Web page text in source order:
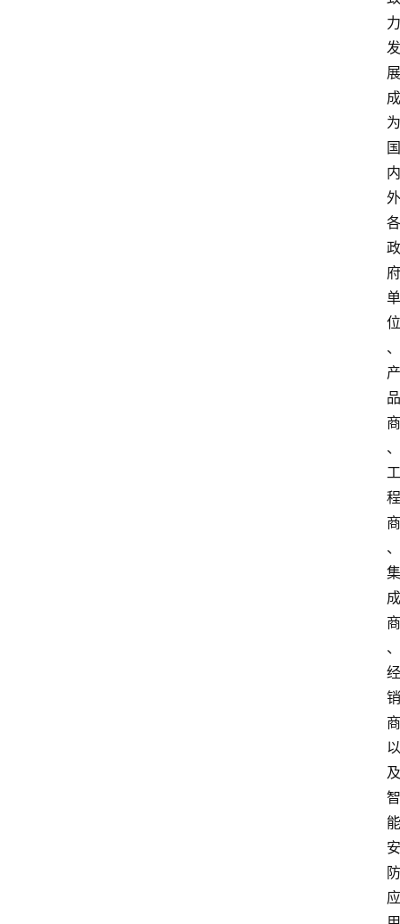
力
发
展
成
为
国
内
外
各
政
府
单
位
、
产
品
商
、
工
程
商
、
集
成
商
、
经
销
商
以
及
智
能
安
防
应